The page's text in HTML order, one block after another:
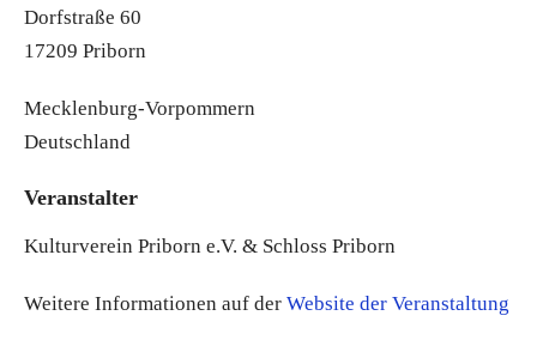
Dorfstraße 60
17209 Priborn
Mecklenburg-Vorpommern
Deutschland
Veranstalter
Kulturverein Priborn e.V. & Schloss Priborn
Weitere Informationen auf der Website der Veranstaltung